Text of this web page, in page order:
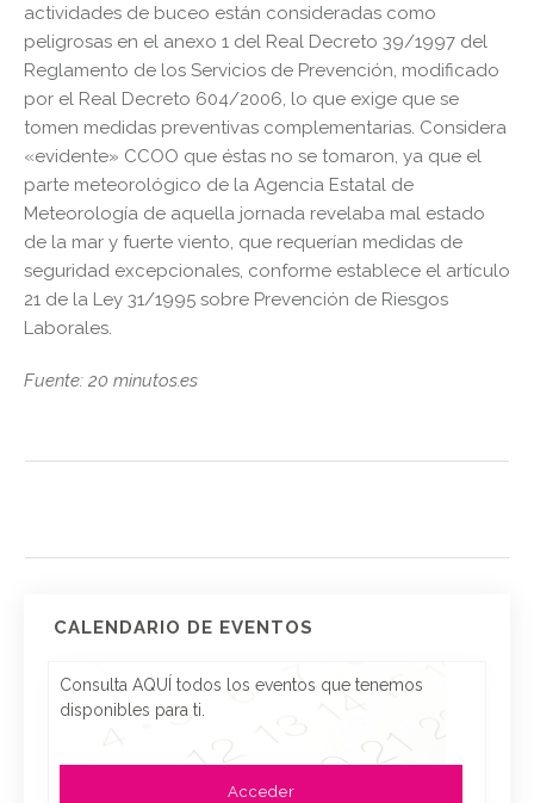
actividades de buceo están consideradas como
peligrosas en el anexo 1 del Real Decreto 39/1997 del
Reglamento de los Servicios de Prevención, modificado
por el Real Decreto 604/2006, lo que exige que se
tomen medidas preventivas complementarias. Considera
«evidente» CCOO que éstas no se tomaron, ya que el
parte meteorológico de la Agencia Estatal de
Meteorología de aquella jornada revelaba mal estado
de la mar y fuerte viento, que requerían medidas de
seguridad excepcionales, conforme establece el artículo
21 de la Ley 31/1995 sobre Prevención de Riesgos
Laborales.
Fuente: 20 minutos.es
CALENDARIO DE EVENTOS
Consulta AQUÍ todos los eventos que tenemos
disponibles para ti.
Acceder